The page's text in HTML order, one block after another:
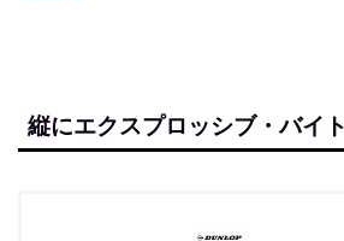
縦にエクスプロッシブ・バイ